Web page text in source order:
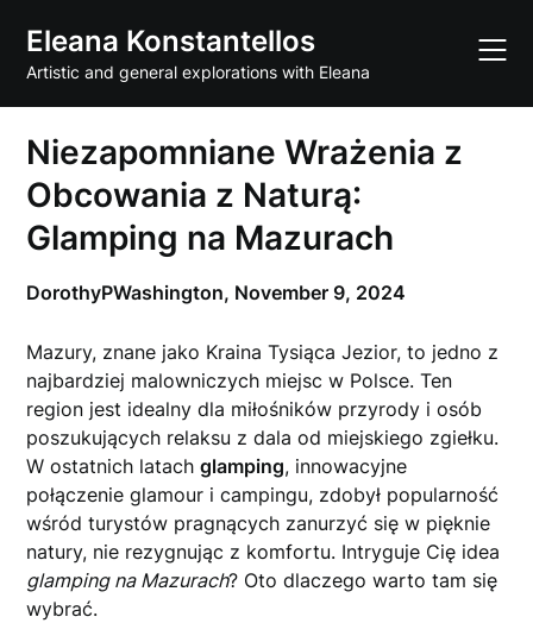
content
Eleana Konstantellos
Artistic and general explorations with Eleana
Niezapomniane Wrażenia z
Obcowania z Naturą:
Glamping na Mazurach
DorothyPWashington, November 9, 2024
Mazury, znane jako Kraina Tysiąca Jezior, to jedno z
najbardziej malowniczych miejsc w Polsce. Ten
region jest idealny dla miłośników przyrody i osób
poszukujących relaksu z dala od miejskiego zgiełku.
W ostatnich latachglamping, innowacyjne
połączenie glamour i campingu, zdobył popularność
wśród turystów pragnących zanurzyć się w pięknie
natury, nie rezygnując z komfortu. Intryguje Cię idea
glamping na Mazurach? Oto dlaczego warto tam się
wybrać.